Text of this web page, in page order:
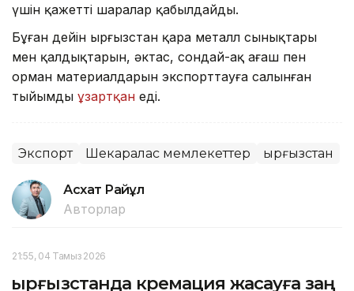
үшін қажетті шаралар қабылдайды.
Бұған дейін Қырғызстан қара металл сынықтары
мен қалдықтарын, әктас, сондай-ақ ағаш пен
орман материалдарын экспорттауға салынған
тыйымды ұзартқан еді.
Экспорт Шекаралас мемлекеттер Қырғызстан
Асхат Райқұл
Авторлар
21:55, 04 Тамыз 2026
Қырғызстанда кремация жасауға заң